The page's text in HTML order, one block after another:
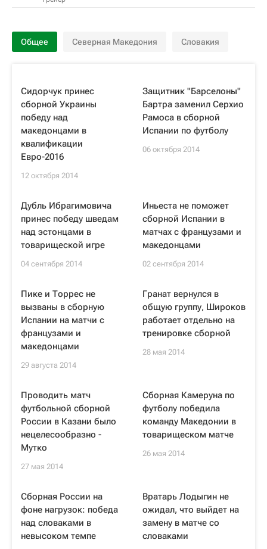
Общее Северная Македония Словакия
Сидорчук принес
сборной Украины
победу над
македонцами в
квалификации
Евро-2016
12 октября 2014
Защитник "Барселоны"
Бартра заменил Серхио
Рамоса в сборной
Испании по футболу
06 октября 2014
Дубль Ибрагимовича
принес победу шведам
над эстонцами в
товарищеской игре
04 сентября 2014
Иньеста не поможет
сборной Испании в
матчах с французами и
македонцами
02 сентября 2014
Пике и Торрес не
вызваны в сборную
Испании на матчи с
французами и
македонцами
29 августа 2014
Гранат вернулся в
общую группу, Широков
работает отдельно на
тренировке сборной
28 мая 2014
Проводить матч
футбольной сборной
России в Казани было
нецелесообразно -
Мутко
27 мая 2014
Сборная Камеруна по
футболу победила
команду Македонии в
товарищеском матче
26 мая 2014
Сборная России на
фоне нагрузок: победа
над словаками в
невысоком темпе
Вратарь Лодыгин не
ожидал, что выйдет на
замену в матче со
словаками